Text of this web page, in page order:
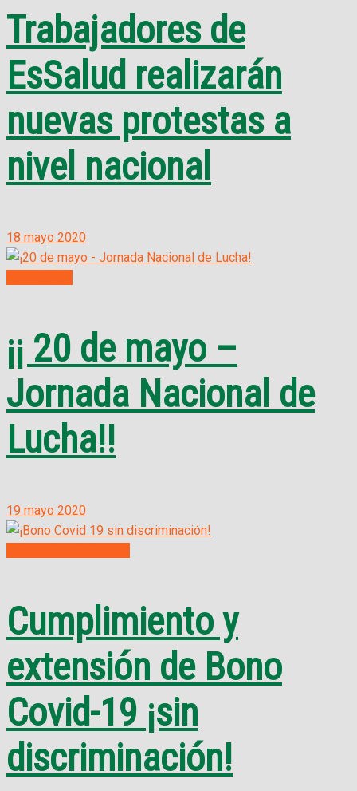
Trabajadores de
EsSalud realizarán
nuevas protestas a
nivel nacional
18 mayo 2020
¡¡ 20 de mayo –
Jornada Nacional de
Lucha!!
19 mayo 2020
Cumplimiento y
extensión de Bono
Covid-19 ¡sin
discriminación!